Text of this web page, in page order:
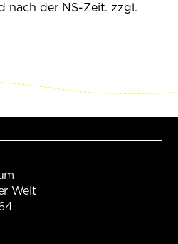
nach der NS-Zeit. zzgl.
Welt